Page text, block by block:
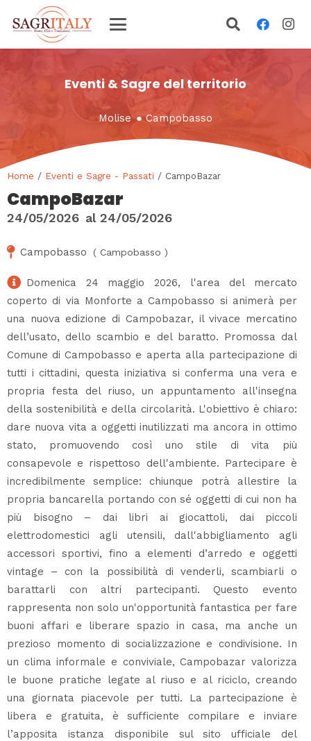
Eventi & Sagre del territorio
Molise ●Campobasso
Home / Eventi e Sagre - Passati / CampoBazar
CampoBazar
24/05/2026 al 24/05/2026
Campobasso ( Campobasso )
Domenica 24 maggio 2026, l'area del mercato
coperto di via Monforte a Campobasso si animerà per
una nuova edizione di Campobazar, il vivace mercatino
dell’usato, dello scambio e del baratto. Promossa dal
Comune di Campobasso e aperta alla partecipazione di
tutti i cittadini, questa iniziativa si conferma una vera e
propria festa del riuso, un appuntamento all'insegna
della sostenibilità e della circolarità. L'obiettivo è chiaro:
dare nuova vita a oggetti inutilizzati ma ancora in ottimo
stato, promuovendo così uno stile di vita più
consapevole e rispettoso dell'ambiente. Partecipare è
incredibilmente semplice: chiunque potrà allestire la
propria bancarella portando con sé oggetti di cui non ha
più bisogno – dai libri ai giocattoli, dai piccoli
elettrodomestici agli utensili, dall'abbigliamento agli
accessori sportivi, fino a elementi d’arredo e oggetti
vintage – con la possibilità di venderli, scambiarli o
barattarli con altri partecipanti. Questo evento
rappresenta non solo un'opportunità fantastica per fare
buoni affari e liberare spazio in casa, ma anche un
prezioso momento di socializzazione e condivisione. In
un clima informale e conviviale, Campobazar valorizza
le buone pratiche legate al riuso e al riciclo, creando
una giornata piacevole per tutti. La partecipazione è
libera e gratuita, è sufficiente compilare e inviare
l’apposita istanza disponibile sul sito ufficiale del